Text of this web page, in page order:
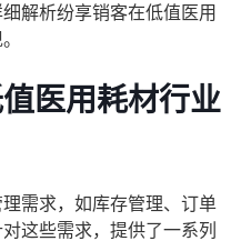
解析纷享销客在低值医用
医用耗材行业
需求，如库存管理、订单
这些需求，提供了一系列